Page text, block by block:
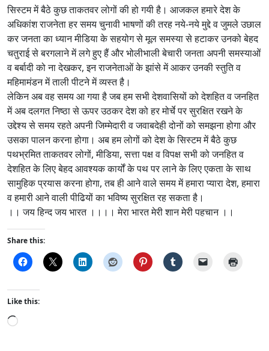
सिस्टम में बैठे कुछ ताकतवर लोगों की हो गयी है। आजकल हमारे देश के
अधिकांश राजनेता हर समय चुनावी भाषणों की तरह नये-नये मुद्दे व जुमले उछाल
कर जनता का ध्यान मीडिया के सहयोग से मूल समस्या से हटाकर उनको बेहद
चतुराई से बरगलाने में लगे हुए हैं और भोलीभाली बेचारी जनता अपनी समस्याओं
व बर्बादी को ना देखकर, इन राजनेताओं के झांसे में आकर उनकी स्तुति व
महिमामंडन में ताली पीटने में व्यस्त है।
लेकिन अब वह समय आ गया है जब हम सभी देशवासियों को देशहित व जनहित
में अब दलगत निष्ठा से ऊपर उठकर देश को हर मोर्चे पर सुरक्षित रखने के
उद्देश्य से समय रहते अपनी जिम्मेदारी व जवाबदेही दोनों को समझना होगा और
उसका पालन करना होगा। अब हम लोगों को देश के सिस्टम में बैठे कुछ
पथभ्रमित ताकतवर लोगों, मीडिया, सत्ता पक्ष व विपक्ष सभी को जनहित व
देशहित के लिए बेहद आवश्यक कार्यों के पथ पर लाने के लिए एकता के साथ
सामुहिक प्रयास करना होगा, तब ही आने वाले समय में हमारा प्यारा देश, हमारा
व हमारी आने वाली पीढियों का भविष्य सुरक्षित रह सकता है।
।। जय हिन्द जय भारत ।।।। मेरा भारत मेरी शान मेरी पहचान ।।
Share this:
Like this:
L